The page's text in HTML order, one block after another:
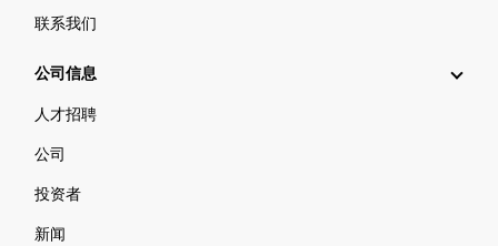
联系我们
公司信息
人才招聘
公司
投资者
新闻